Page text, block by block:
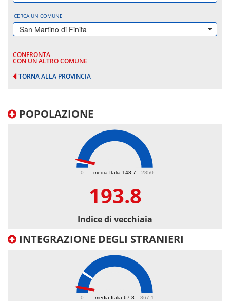
CERCA UN COMUNE
San Martino di Finita
CONFRONTA
CON UN ALTRO COMUNE
TORNA ALLA PROVINCIA
POPOLAZIONE
media Italia 148.7
0 2850
193.8
Indice di vecchiaia
INTEGRAZIONE DEGLI STRANIERI
media Italia 67.8
0 367.1